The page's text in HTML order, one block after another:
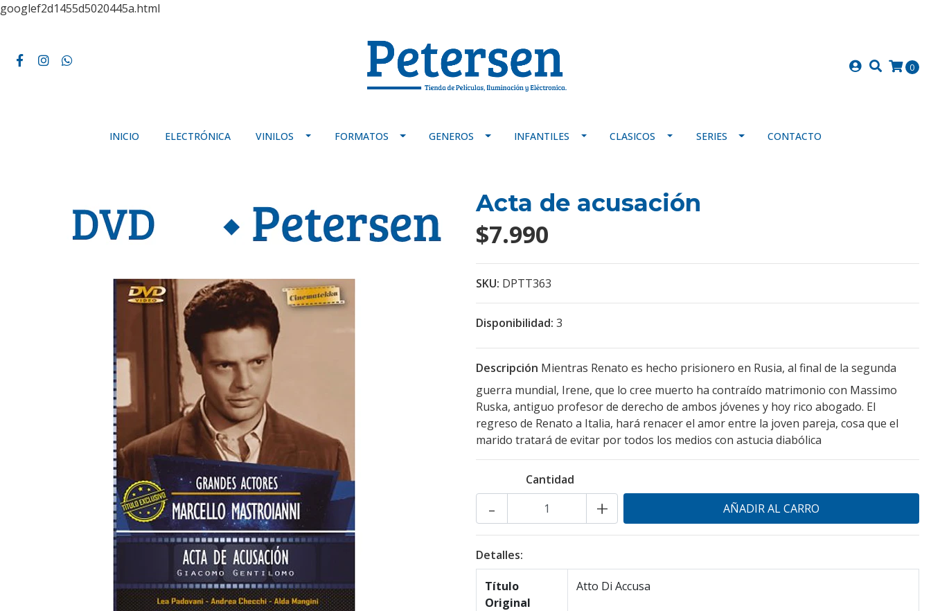
googlef2d1455d5020445a.html
0
INICIO ELECTRÓNICA VINILOS FORMATOS GENEROS INFANTILES CLASICOS SERIES CONTACTO
Acta de acusación
$7.990
SKU: DPTT363
Disponibilidad: 3
Descripción Mientras Renato es hecho prisionero en Rusia, al final de la segunda
guerra mundial, Irene, que lo cree muerto ha contraído matrimonio con Massimo
Ruska, antiguo profesor de derecho de ambos jóvenes y hoy rico abogado. El
regreso de Renato a Italia, hará renacer el amor entre la joven pareja, cosa que el
marido tratará de evitar por todos los medios con astucia diabólica
Cantidad
+
-
Detalles:
Título
Original
Atto Di Accusa